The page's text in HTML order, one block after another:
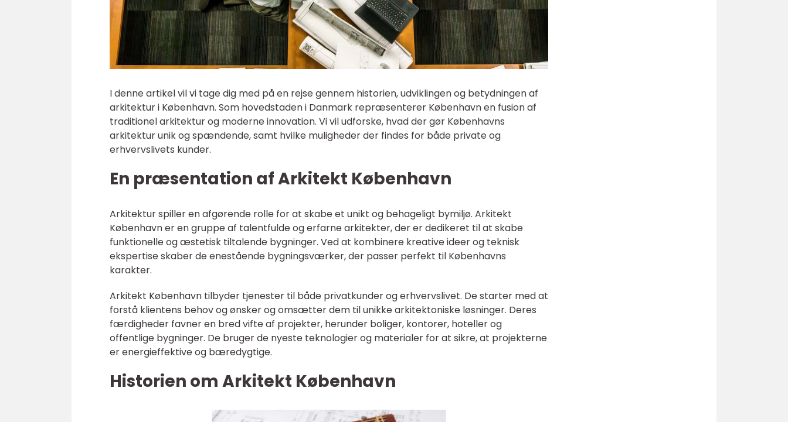
I denne artikel vil vi tage dig med på en rejse gennem historien, udviklingen og betydningen af
arkitektur i København. Som hovedstaden i Danmark repræsenterer København en fusion af
traditionel arkitektur og moderne innovation. Vi vil udforske, hvad der gør Københavns
arkitektur unik og spændende, samt hvilke muligheder der findes for både private og
erhvervslivets kunder.
En præsentation af Arkitekt København
Arkitektur spiller en afgørende rolle for at skabe et unikt og behageligt bymiljø. Arkitekt
København er en gruppe af talentfulde og erfarne arkitekter, der er dedikeret til at skabe
funktionelle og æstetisk tiltalende bygninger. Ved at kombinere kreative ideer og teknisk
ekspertise skaber de enestående bygningsværker, der passer perfekt til Københavns
karakter.
Arkitekt København tilbyder tjenester til både privatkunder og erhvervslivet. De starter med at
forstå klientens behov og ønsker og omsætter dem til unikke arkitektoniske løsninger. Deres
færdigheder favner en bred vifte af projekter, herunder boliger, kontorer, hoteller og
offentlige bygninger. De bruger de nyeste teknologier og materialer for at sikre, at projekterne
er energieffektive og bæredygtige.
Historien om Arkitekt København